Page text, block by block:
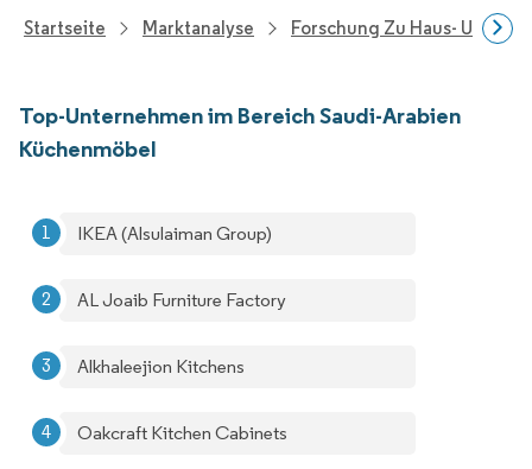
Startseite Marktanalyse Forschung Zu Haus- Und
Top-Unternehmen im Bereich Saudi-Arabien
Küchenmöbel
IKEA (Alsulaiman Group)
AL Joaib Furniture Factory
Alkhaleejion Kitchens
Oakcraft Kitchen Cabinets